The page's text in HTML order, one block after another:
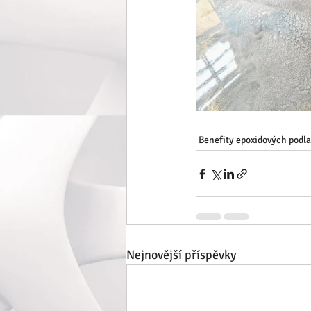
Benefity epoxidových
Nejnovější příspěvky